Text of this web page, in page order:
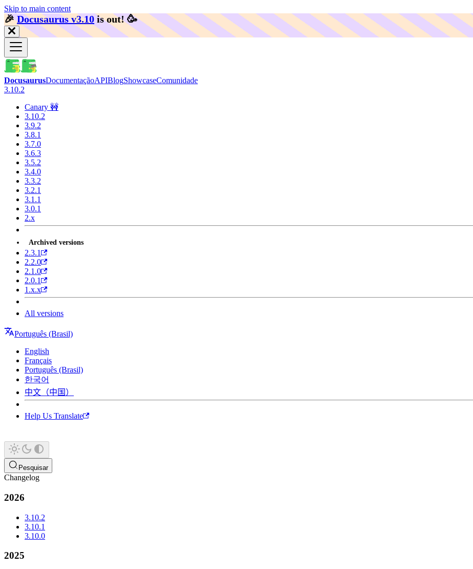
Skip to main content
🎉️Docusaurus v3.10 is out! 🥳️
DocusaurusDocumentaçãoAPIBlogShowcaseComunidade
3.10.2
Canary 🚧
3.10.2
3.9.2
3.8.1
3.7.0
3.6.3
3.5.2
3.4.0
3.3.2
3.2.1
3.1.1
3.0.1
2.x
Archived versions
2.3.1
2.2.0
2.1.0
2.0.1
1.x.x
All versions
Português (Brasil)
English
Français
Português (Brasil)
한국어
中文（中国）
Help Us Translate
Pesquisar
Changelog
2026
3.10.2
3.10.1
3.10.0
2025